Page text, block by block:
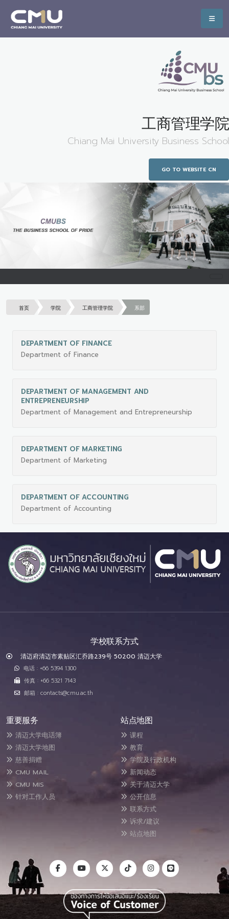
工商管理学院
Chiang Mai University Business School
GO TO WEBSITE CN
首页 学院 工商管理学院 系部
DEPARTMENT OF FINANCE
Department of Finance
DEPARTMENT OF MANAGEMENT AND
ENTREPRENEURSHIP
Department of Management and Entrepreneurship
DEPARTMENT OF MARKETING
Department of Marketing
DEPARTMENT OF ACCOUNTING
Department of Accounting
学校联系方式
清迈府清迈市素贴区汇乔路239号 50200 清迈大学
电话 : +66 5394 1300
传真 : +66 5321 7143
邮箱 : contacts@cmu.ac.th
重要服务
清迈大学电话簿
清迈大学地图
慈善捐赠
CMU MAIL
CMU MIS
针对工作人员
站点地图
课程
教育
学院及行政机构
新闻动态
关于清迈大学
公开信息
联系方式
诉求/建议
站点地图